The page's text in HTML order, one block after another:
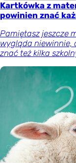
Kartkówka z
powinien znać
Pamiętasz jeszcze
wygląda niewinnie,
znać też kilka